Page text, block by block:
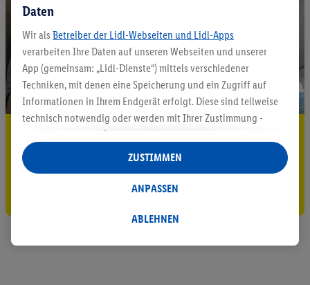
5.95 € Versand sparen³²ᵃ
Jetzt zum Newsletter anmelden
Gutschein sichern!
Daten
Wir als Betreiber der Lidl-Webseiten und Lidl-Apps
verarbeiten Ihre Daten auf unseren Webseiten und unserer
App (gemeinsam: „Lidl-Dienste“) mittels verschiedener
Techniken, mit denen eine Speicherung und ein Zugriff auf
Informationen in Ihrem Endgerät erfolgt. Diese sind teilweise
technisch notwendig oder werden mit Ihrer Zustimmung -
auch durch Partner (u.a.
Verantwortliche; im Zusammenhang mit dem IAB TCF
insgesamt
Statistik-Erstellung oder für personalisierte Werbung
Datenverarbeitungen für personalisierte Werbung werden
ABLEHNEN
ANPASSEN
ZUSTIMMEN